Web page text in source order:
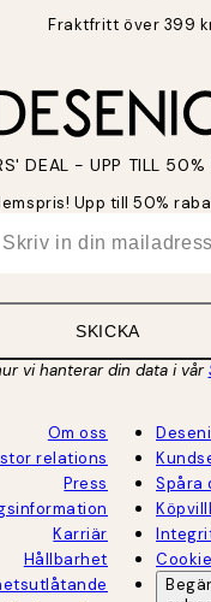
Fraktfritt över 399
DEAL - UPP TILL 50%
Upp till 50%
SKICKA
vi hanterar din data i vår
Om oss
relations
Press
Karriär
Hållbarhet
Spåra